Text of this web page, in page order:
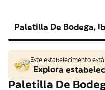
Paletilla De Bodega,
Este estabelecimento
Explora
Paletilla De